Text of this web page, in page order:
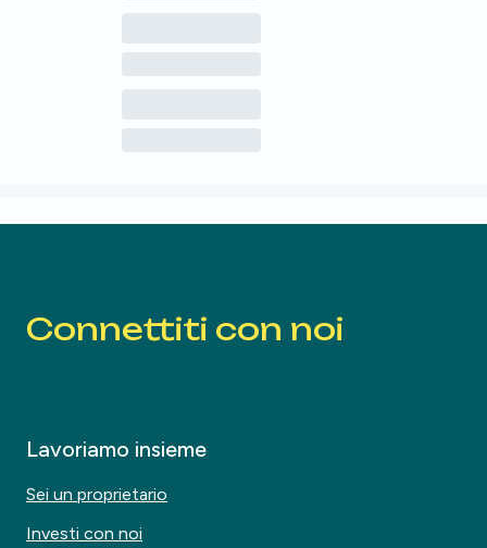
Connettiti con noi
Lavoriamo insieme
Sei un proprietario
Investi con noi